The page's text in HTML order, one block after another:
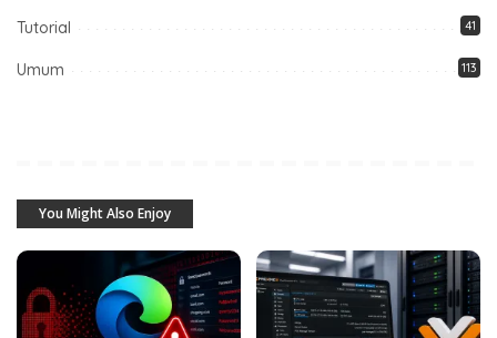
Tutorial 41
Umum 113
You Might Also Enjoy